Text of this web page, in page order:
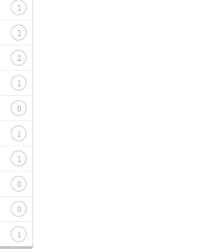
1
1
2
1
0
1
1
0
0
1